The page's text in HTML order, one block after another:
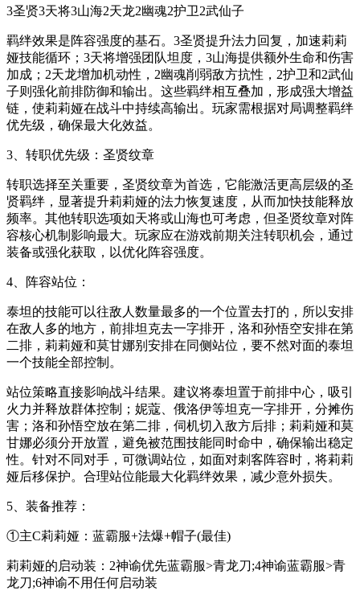
3圣贤3天将3山海2天龙2幽魂2护卫2武仙子
羁绊效果是阵容强度的基石。3圣贤提升法力回复，加速莉莉
娅技能循环；3天将增强团队坦度，3山海提供额外生命和伤害
加成；2天龙增加机动性，2幽魂削弱敌方抗性，2护卫和2武仙
子则强化前排防御和输出。这些羁绊相互叠加，形成强大增益
链，使莉莉娅在战斗中持续高输出。玩家需根据对局调整羁绊
优先级，确保最大化效益。
3、转职优先级：圣贤纹章
转职选择至关重要，圣贤纹章为首选，它能激活更高层级的圣
贤羁绊，显著提升莉莉娅的法力恢复速度，从而加快技能释放
频率。其他转职选项如天将或山海也可考虑，但圣贤纹章对阵
容核心机制影响最大。玩家应在游戏前期关注转职机会，通过
装备或强化获取，以优化阵容强度。
4、阵容站位：
泰坦的技能可以往敌人数量最多的一个位置去打的，所以安排
在敌人多的地方，前排坦克去一字排开，洛和孙悟空安排在第
二排，莉莉娅和莫甘娜别安排在同侧站位，要不然对面的泰坦
一个技能全部控制。
站位策略直接影响战斗结果。建议将泰坦置于前排中心，吸引
火力并释放群体控制；妮蔻、俄洛伊等坦克一字排开，分摊伤
害；洛和孙悟空放在第二排，伺机切入敌方后排；莉莉娅和莫
甘娜必须分开放置，避免被范围技能同时命中，确保输出稳定
性。针对不同对手，可微调站位，如面对刺客阵容时，将莉莉
娅后移保护。合理站位能最大化羁绊效果，减少意外损失。
5、装备推荐：
①主C莉莉娅：蓝霸服+法爆+帽子(最佳)
莉莉娅的启动装：2神谕优先蓝霸服>青龙刀;4神谕蓝霸服>青
龙刀;6神谕不用任何启动装